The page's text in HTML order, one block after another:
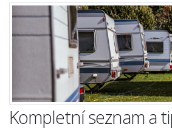
Kompletní seznam a